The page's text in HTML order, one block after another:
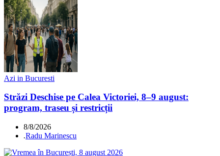
Azi in Bucuresti
Străzi Deschise pe Calea Victoriei, 8–9 august:
program, traseu și restricții
8/8/2026
.Radu Marinescu